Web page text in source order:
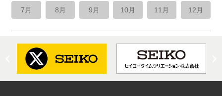
7月 8月 9月 10月 11月 12月